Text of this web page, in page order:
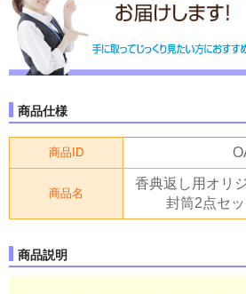
商品仕様
商品ID
商品名
香典返し用オリ
封筒2点セ
商品説明